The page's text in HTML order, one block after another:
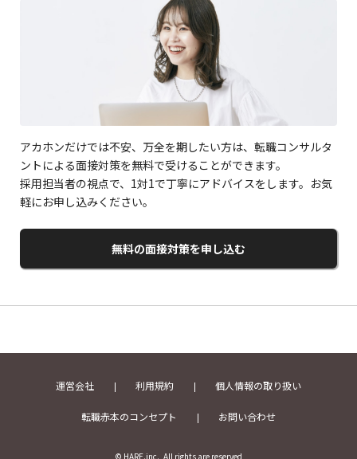
アカホンだけでは不安、万全を期したい方は、転職コンサルタ
ントによる面接対策を無料で受けることができます。
採用担当者の視点で、1対1で丁寧にアドバイスをします。お気
軽にお申し込みください。
無料の面接対策を申し込む
運営会社 利用規約 個人情報の取り扱い
転職赤本のコンセプト お問い合わせ
© HARE.inc., All rights are reserved